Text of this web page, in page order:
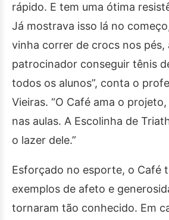
rápido. E tem uma ótima
Já mostrava isso lá no
vinha correr de crocs nos pés,
patrocinador conseguir tênis
todos os alunos”, conta o
Vieiras. “O Café ama o
nas aulas. A Escolinha de
o lazer dele.”
Esforçado no esporte, o Café
exemplos de afeto e
tornaram tão conhecido. Em